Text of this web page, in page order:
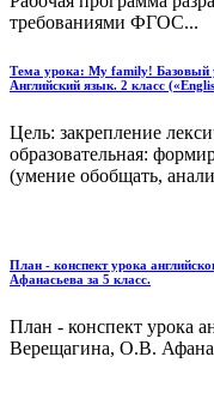
требованиями ФГОС...
Тема урока: My family! Базовый
Английский язык. 2 класс
Цель: закрепление
образовательная:
(умение обобщать,
План - конспект урока
Афанасьева за 5 класс.
План - конспект урока
Верещагина, О.В.